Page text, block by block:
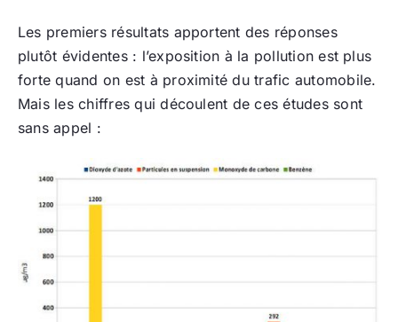
Les premiers résultats apportent des réponses
plutôt évidentes : l’exposition à la pollution est plus
forte quand on est à proximité du trafic automobile.
Mais les chiffres qui découlent de ces études sont
sans appel :